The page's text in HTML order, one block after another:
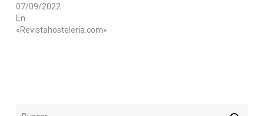
07/09/2022
En
«Revistahosteleria.com»